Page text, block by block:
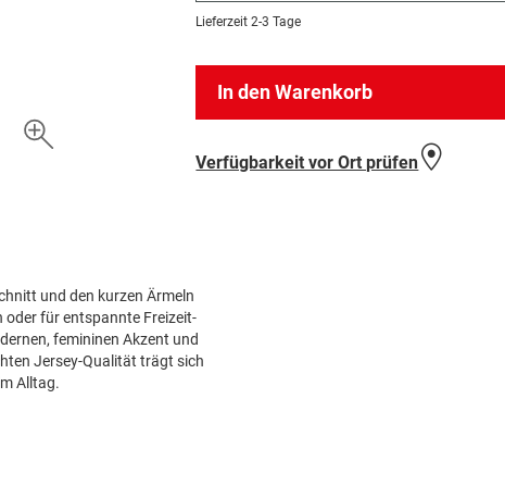
Lieferzeit 2-3 Tage
In den Warenkorb
Verfügbarkeit vor Ort prüfen
und den kurzen Ärmeln
oder für entspannte Freizeit-
femininen Akzent und
Jersey-Qualität trägt sich
Alltag.